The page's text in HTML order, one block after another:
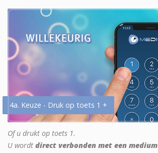
4a. Keuze - Druk op toets 1 +
Of u drukt op toets 1.
U wordt direct verbonden met een medium